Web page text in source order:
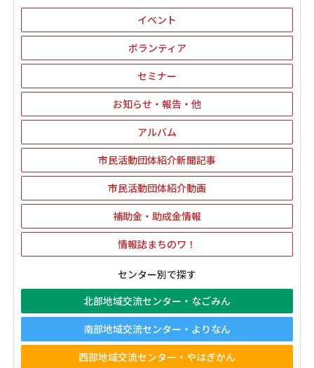
イベント
ボランティア
セミナー
お知らせ・報告・他
アルバム
市民活動団体紹介新聞記事
市民活動団体紹介動画
補助金・助成金情報
情報誌まちのワ！
センター別で探す
北部地域交流センター・なごみん
南部地域交流センター・よりなん
西部地域交流センター・やはぎかん